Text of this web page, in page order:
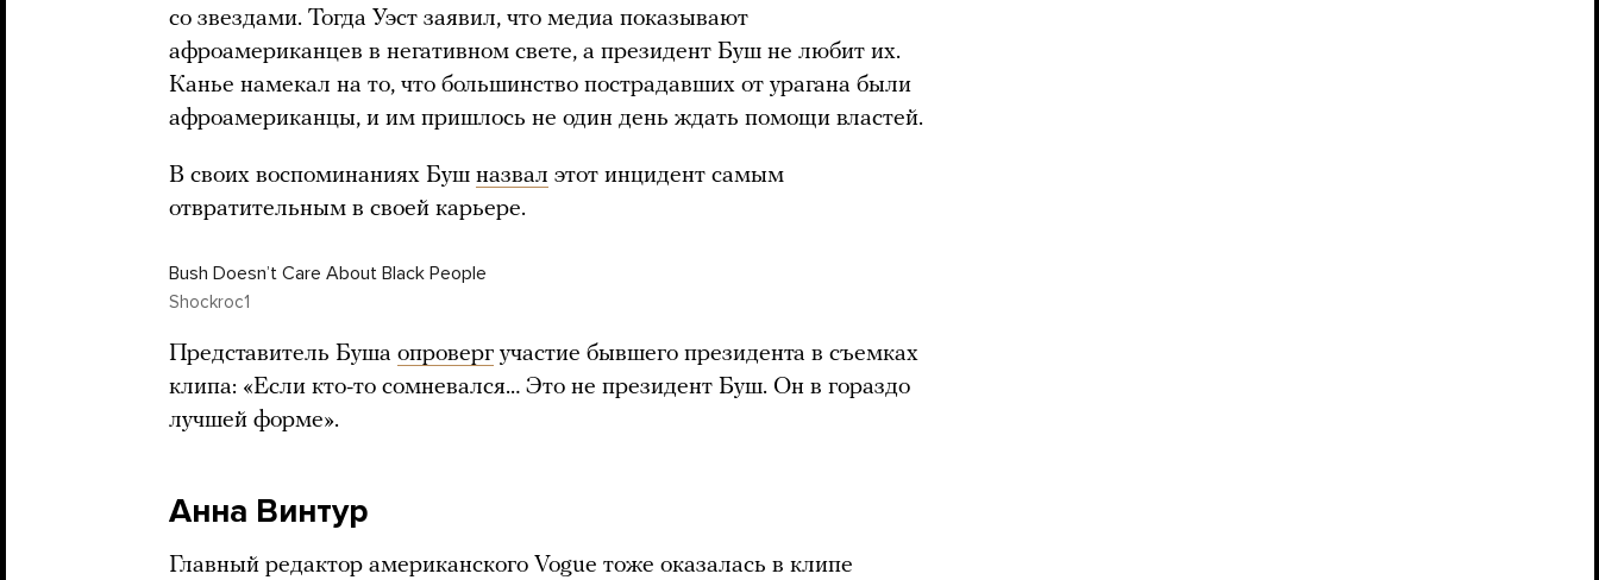
со звездами. Тогда Уэст заявил, что медиа показывают
афроамериканцев в негативном свете, а президент Буш не любит их.
Канье намекал на то, что большинство пострадавших от урагана были
афроамериканцы, и им пришлось не один день ждать помощи властей.
В своих воспоминаниях Буш назвал этот инцидент самым
отвратительным в своей карьере.
Bush Doesnʼt Care About Black People
Shockroc1
Представитель Буша опроверг участие бывшего президента в съемках
клипа: «Если кто-то сомневался… Это не президент Буш. Он в гораздо
лучшей форме».
Анна Винтур
Главный редактор американского Vogue тоже оказалась в клипе